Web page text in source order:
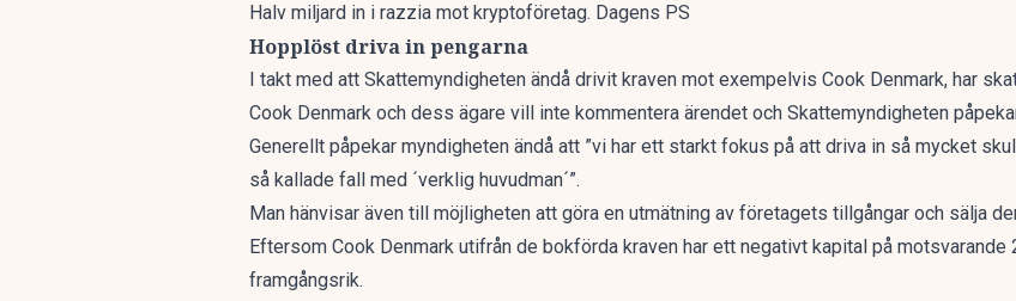
Halv miljard in i razzia mot kryptoföretag. Dagens PS
Hopplöst driva in pengarna
I takt med att Skattemyndigheten ändå drivit kraven mot exempelvis Cook Denmark, har
Cook Denmark och dess ägare vill inte kommentera ärendet och Skattemyndigheten
Generellt påpekar myndigheten ändå att ”vi har ett starkt fokus på att driva in så mycket
så kallade fall med ´verklig huvudman´”.
Man hänvisar även till möjligheten att göra en utmätning av företagets tillgångar och sälja
Eftersom Cook Denmark utifrån de bokförda kraven har ett negativt kapital på
framgångsrik.